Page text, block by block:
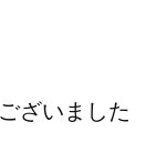
ざいました